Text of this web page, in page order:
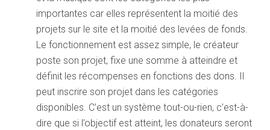
importantes car elles représentent la moitié des
projets sur le site et la moitié des levées de fonds.
Le fonctionnement est assez simple, le créateur
poste son projet, fixe une somme à atteindre et
définit les récompenses en fonctions des dons. Il
peut inscrire son projet dans les catégories
disponibles. C’est un système tout-ou-rien, c’est-à-
dire que si l’objectif est atteint, les donateurs seront